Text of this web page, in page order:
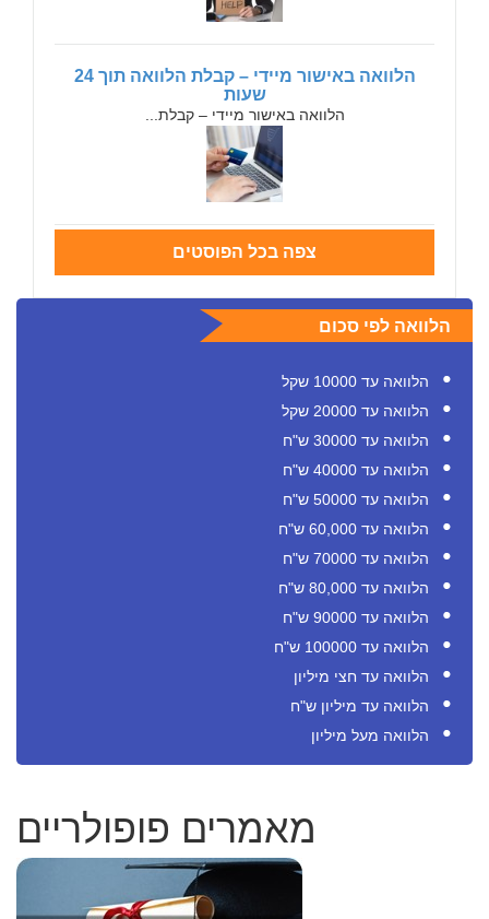
הלוואה באישור מיידי – קבלת הלוואה תוך 24
שעות
הלוואה באישור מיידי – קבלת...
צפה בכל הפוסטים
הלוואה לפי סכום
הלוואה עד 10000 שקל
הלוואה עד 20000 שקל
הלוואה עד 30000 ש"ח
הלוואה עד 40000 ש"ח
הלוואה עד 50000 ש"ח
הלוואה עד 60,000 ש"ח
הלוואה עד 70000 ש"ח
הלוואה עד 80,000 ש"ח
הלוואה עד 90000 ש"ח
הלוואה עד 100000 ש"ח
הלוואה עד חצי מיליון
הלוואה עד מיליון ש"ח
הלוואה מעל מיליון
מאמרים פופולריים